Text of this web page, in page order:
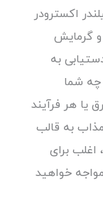
اکسترودر
و گرمایش
به
شما
یا هر فرآیند
به قالب
برای
خواهید